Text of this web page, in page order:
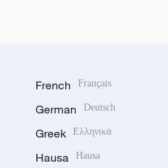
French Français
German Deutsch
Greek Ελληνικά
Hausa Hausa